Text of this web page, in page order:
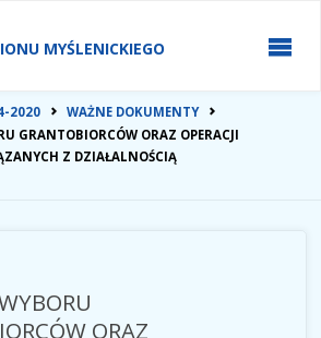
MYŚLENICKIEGO
2020
WAŻNE DOKUMENTY
GRANTOBIORCÓW ORAZ OPERACJI
Z DZIAŁALNOŚCIĄ
ORAZ